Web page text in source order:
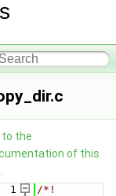
to the
of this
1
/*!